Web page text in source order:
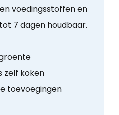
voedingsstoffen en
7 dagen houdbaar.
zelf koken
toevoegingen